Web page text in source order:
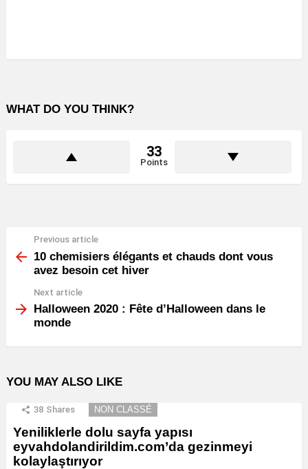
WHAT DO YOU THINK?
33
Points
more
Previous article
10 chemisiers élégants et chauds dont vous
avez besoin cet hiver
Next article
Halloween 2020 : Fête d’Halloween dans le
monde
YOU MAY ALSO LIKE
38 Shares NON CLASSÉ
Yeniliklerle dolu sayfa yapısı
eyvahdolandirildim.com’da gezinmeyi
kolaylaştırıyor